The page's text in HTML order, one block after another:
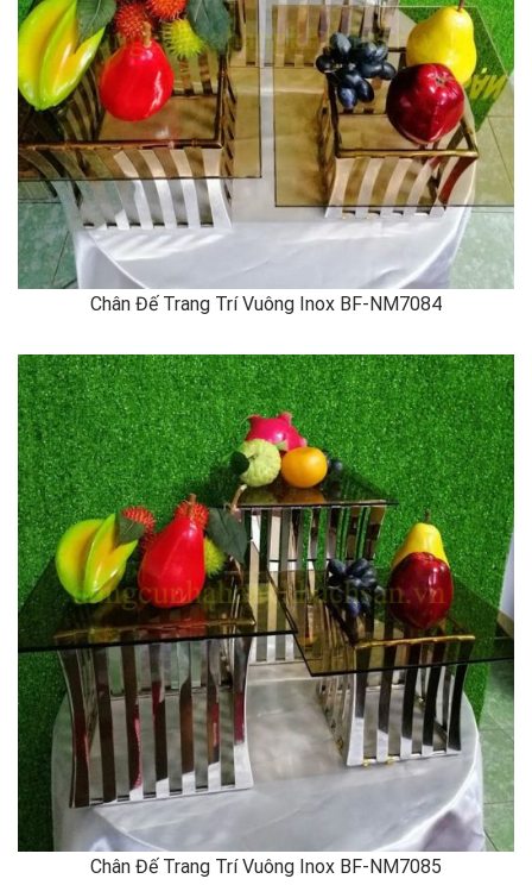
Chân Đế Trang Trí Vuông Inox BF-NM7084
Chân Đế Trang Trí Vuông Inox BF-NM7085